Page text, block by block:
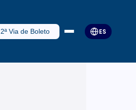
2ª Via de Boleto ES